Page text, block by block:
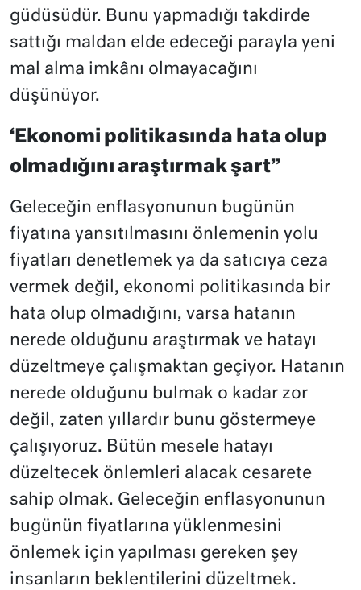
güdüsüdür. Bunu yapmadığı takdirde
sattığı maldan elde edeceği parayla yeni
mal alma imkânı olmayacağını
düşünüyor.
‘Ekonomi politikasında hata olup
olmadığını araştırmak şart”
Geleceğin enflasyonunun bugünün
fiyatına yansıtılmasını önlemenin yolu
fiyatları denetlemek ya da satıcıya ceza
vermek değil, ekonomi politikasında bir
hata olup olmadığını, varsa hatanın
nerede olduğunu araştırmak ve hatayı
düzeltmeye çalışmaktan geçiyor. Hatanın
nerede olduğunu bulmak o kadar zor
değil, zaten yıllardır bunu göstermeye
çalışıyoruz. Bütün mesele hatayı
düzeltecek önlemleri alacak cesarete
sahip olmak. Geleceğin enflasyonunun
bugünün fiyatlarına yüklenmesini
önlemek için yapılması gereken şey
insanların beklentilerini düzeltmek.